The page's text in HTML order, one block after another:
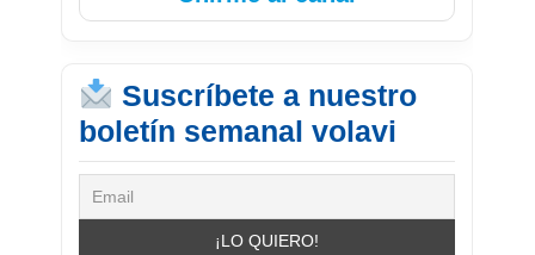
Suscríbete a nuestro
boletín semanal volavi